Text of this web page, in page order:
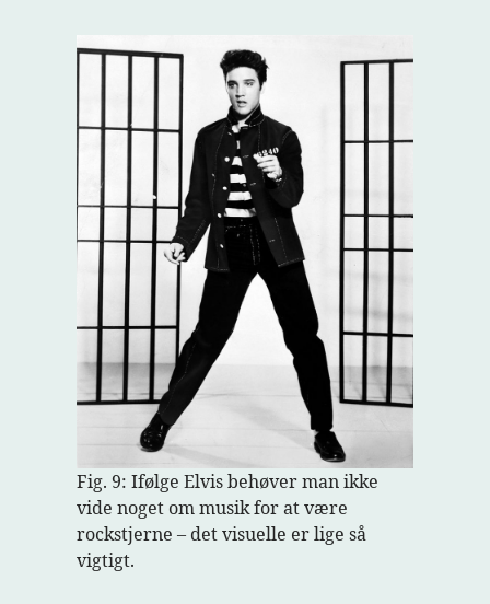
Fig. 9: Ifølge Elvis behøver man ikke
vide noget om musik for at være
rockstjerne – det visuelle er lige så
vigtigt.